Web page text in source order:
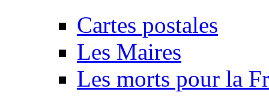
Cartes postales
Les Maires
Les morts pour la